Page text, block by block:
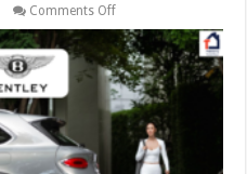
Comments Offon
เบน
ท์
ลีย์
แบงค็
อก
ยืน
หนึ่ง